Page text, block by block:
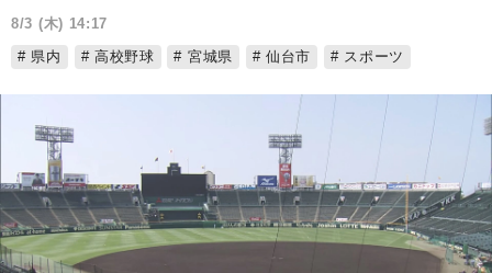
8/3 (木) 14:17
県内
高校野球 宮城県 仙台市 スポーツ